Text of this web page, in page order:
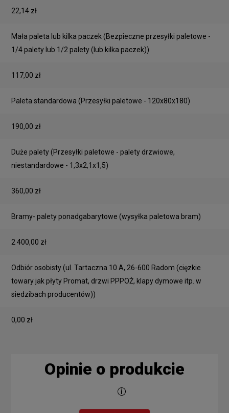
22,14 zł
Mała paleta lub kilka paczek(Bezpieczne przesyłki paletowe -
1/4 palety lub 1/2 palety (lub kilka paczek))
117,00 zł
Paleta standardowa (Przesyłki paletowe - 120x80x180)
190,00 zł
Duże palety(Przesyłki paletowe - palety drzwiowe,
niestandardowe - 1,3x2,1x1,5)
360,00 zł
Bramy- palety ponadgabarytowe (wysyłka paletowa bram)
2 400,00 zł
Odbiór osobisty(ul. Tartaczna 10 A, 26-600 Radom (cięzkie
towary jak płyty Promat, drzwi PPPOŻ, klapy dymowe itp. w
siedzibach producentów))
0,00 zł
Opinie o produkcie